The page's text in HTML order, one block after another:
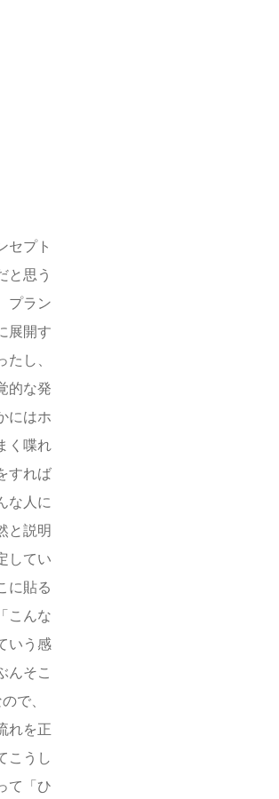
セプト
と思う
プラン
展開す
し、
的な発
にはホ
く喋れ
すれば
な人に
と説明
してい
に貼る
こんな
いう感
んそこ
で、
れを正
こうし
て「ひ